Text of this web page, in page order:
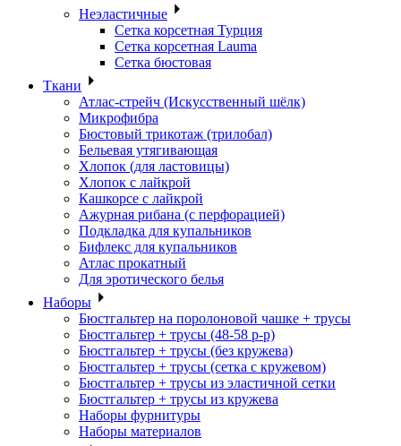
Неэластичные
Сетка корсетная Турция
Сетка корсетная Lauma
Сетка бюстовая
Ткани
Атлас-стрейч (Искусственный шёлк)
Микрофибра
Бюстовый трикотаж (трилобал)
Бельевая утягивающая
Хлопок (для ластовицы)
Хлопок с лайкрой
Кашкорсе с лайкрой
Ажурная рибана (с перфорацией)
Подкладка для купальников
Бифлекс для купальников
Атлас прокатный
Для эротического белья
Наборы
Бюстгальтер на поролоновой чашке + трусы
Бюстгальтер + трусы (48-58 р-р)
Бюстгальтер + трусы (без кружева)
Бюстгальтер + трусы (сетка с кружевом)
Бюстгальтер + трусы из эластичной сетки
Бюстгальтер + трусы из кружева
Наборы фурнитуры
Наборы материалов